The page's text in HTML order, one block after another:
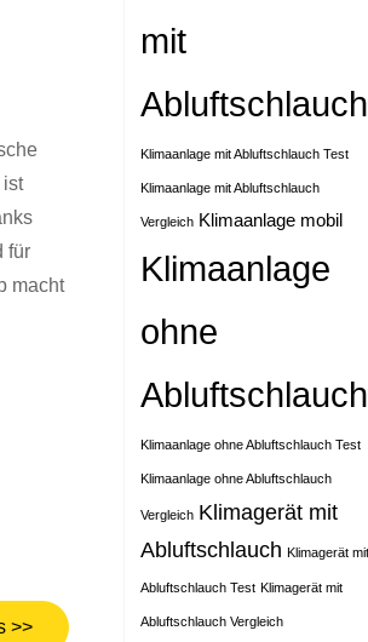
ist
für
macht
>>
mit
Abluftschlauch
Klimaanlage mit Abluftschlauch Test
Klimaanlage mit Abluftschlauch
Vergleich Klimaanlage mobil
Klimaanlage
ohne
Abluftschlauch
Klimaanlage ohne Abluftschlauch Test
Klimaanlage ohne Abluftschlauch
Vergleich Klimagerät mit
Abluftschlauch Klimagerät mit
Abluftschlauch Test Klimagerät mit
Abluftschlauch Vergleich